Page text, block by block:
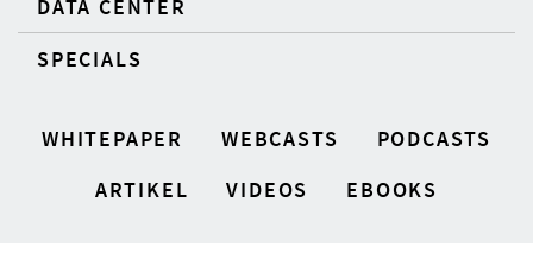
DATA CENTER
SPECIALS
WHITEPAPER WEBCASTS
PODCASTS
ARTIKEL
VIDEOS EBOOKS